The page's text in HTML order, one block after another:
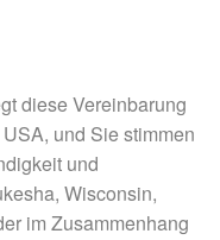
diese Vereinbarung
und Sie stimmen
und
Wisconsin,
im Zusammenhang